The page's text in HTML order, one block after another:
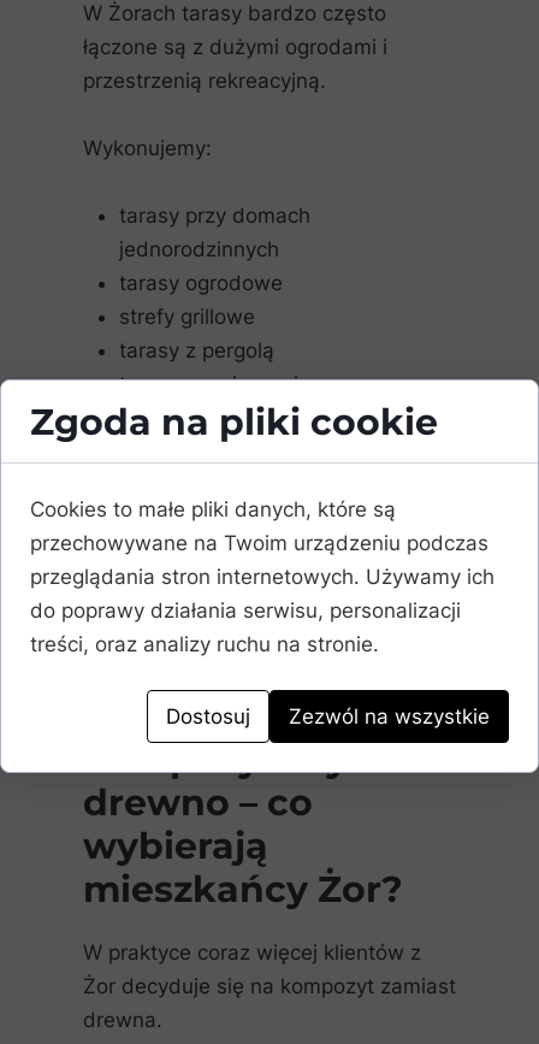
W Żorach tarasy bardzo często
łączone są z dużymi ogrodami i
przestrzenią rekreacyjną.
Wykonujemy:
tarasy przy domach
jednorodzinnych
tarasy ogrodowe
strefy grillowe
tarasy z pergolą
tarasy przy jacuzzi
strefy wypoczynkowe
przestrzeń, która wygląda
nowocześnie i pozostaje trwała przez
lata.
⸻
drewno – co
wybierają
mieszkańcy Żor?
W praktyce coraz więcej klientów z
Żor decyduje się na kompozyt zamiast
drewna.
Zgoda na pliki cookie
Cookies to małe pliki danych, które są
przechowywane na Twoim urządzeniu podczas
przeglądania stron internetowych. Używamy ich
do poprawy działania serwisu, personalizacji
treści, oraz analizy ruchu na stronie.
Dostosuj Zezwól na wszystkie